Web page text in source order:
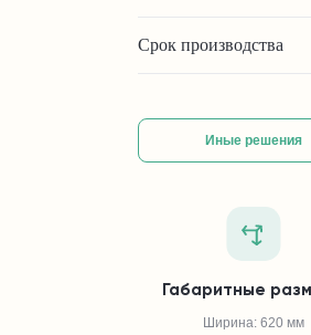
Срок производства
Иные решения
Габаритные
Ширина: 620 мм